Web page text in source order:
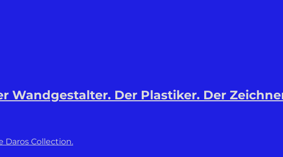
Wandgestalter. Der Plastiker. Der